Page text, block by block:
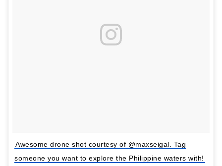
Awesome drone shot courtesy of @maxseigal. Tag
someone you want to explore the Philippine waters with!